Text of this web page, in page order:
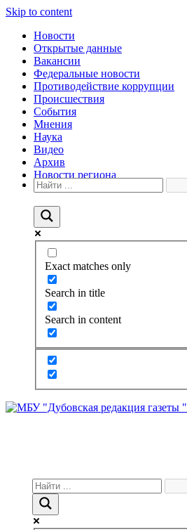
Skip to content
Новости
Открытые данные
Вакансии
Федеральные новости
Противодействие коррупции
Происшествия
События
Мнения
Наука
Видео
Архив
Новости региона
Exact matches only
Search in title
Search in content